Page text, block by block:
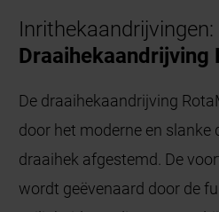
Inrithekaandrijvingen:
Draaihekaandrijving
De draaihekaandrijving
door het moderne en slanke
draaihek afgestemd. De
wordt geëvenaard door de